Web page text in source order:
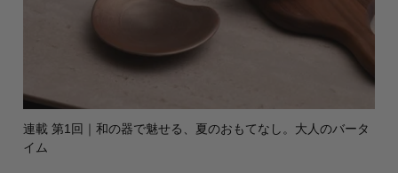
連載 第1回｜和の器で魅せる、夏のおもてなし。大人のバータ
イム